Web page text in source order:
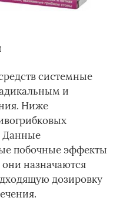
системные
и
Ниже
Данные
побочные эффекты
назначаются
дозировку